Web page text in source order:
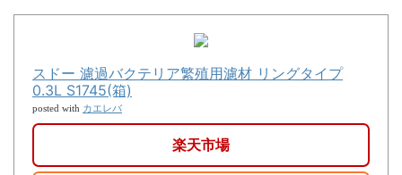
スドー 濾過バクテリア繁殖用濾材 リングタイプ
0.3L S1745(箱)
posted with カエレバ
楽天市場